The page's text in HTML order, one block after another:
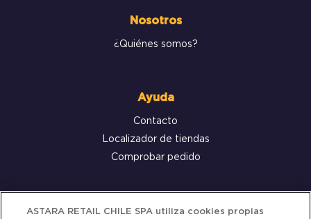
Nosotros
¿Quiénes somos?
Ayuda
Contacto
Localizador de tiendas
Comprobar pedido
Servicio al cliente
ASTARA RETAIL CHILE SPA utiliza cookies propias